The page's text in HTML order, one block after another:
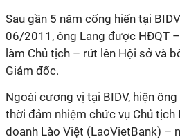
Sau gần 5 năm cống hiến tại
06/2011, ông Lang được HĐQT
làm Chủ tịch – rút lên Hội sở và
Giám đốc.
Ngoài cương vị tại BIDV, hiện
thời đảm nhiệm chức vụ Chủ tịch
doanh Lào Việt (LaoVietBank) –